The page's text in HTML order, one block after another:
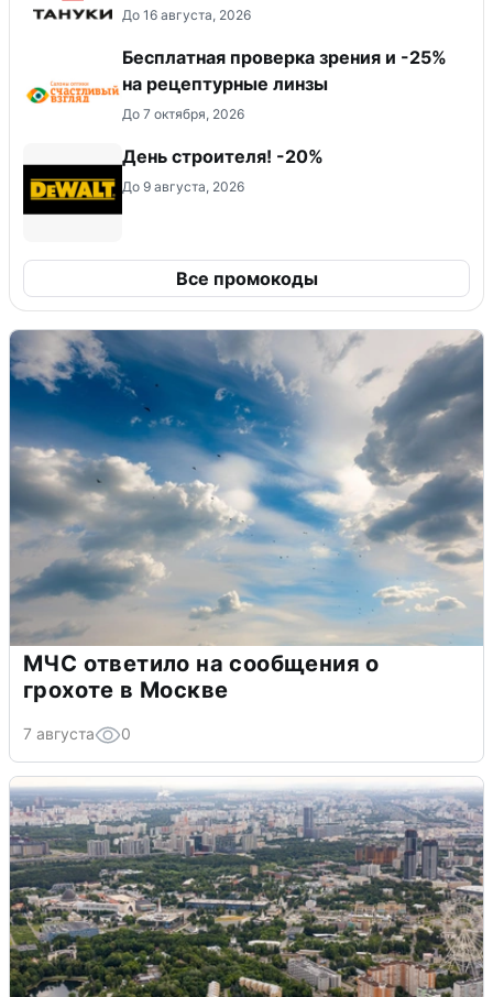
До 16 августа, 2026
Бесплатная проверка зрения и -25%
на рецептурные линзы
До 7 октября, 2026
День строителя! -20%
До 9 августа, 2026
Все промокоды
МЧС ответило на сообщения о
грохоте в Москве
7 августа 0